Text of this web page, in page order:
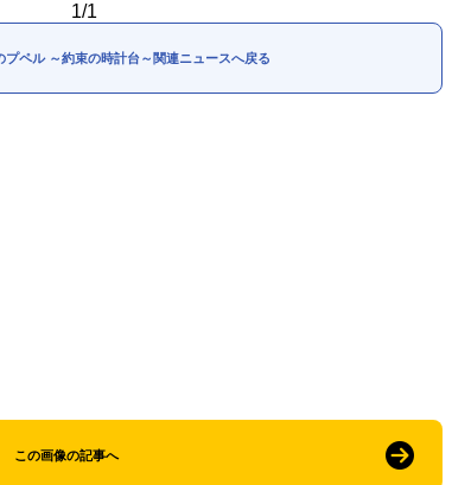
1/1
プペル ～約束の時計台～関連ニュースへ戻る
この画像の記事へ